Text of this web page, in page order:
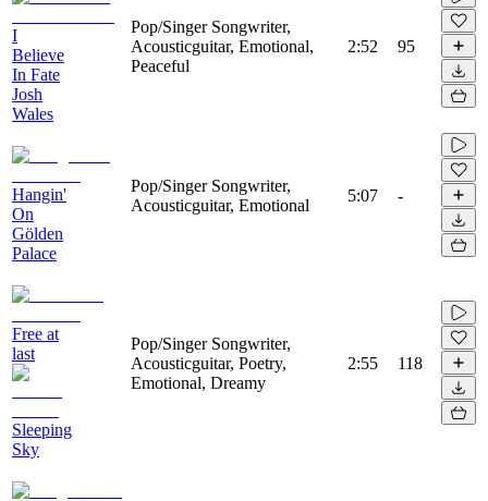
I
Believe
In Fate
Josh
Wales
Pop/Singer Songwriter,
Acousticguitar, Emotional,
Peaceful
2:52 95
Hangin'
On
Gölden
Palace
Pop/Singer Songwriter,
Acousticguitar, Emotional
5:07 -
Free at
last
Sleeping
Sky
Pop/Singer Songwriter,
Acousticguitar, Poetry,
Emotional, Dreamy
2:55 118